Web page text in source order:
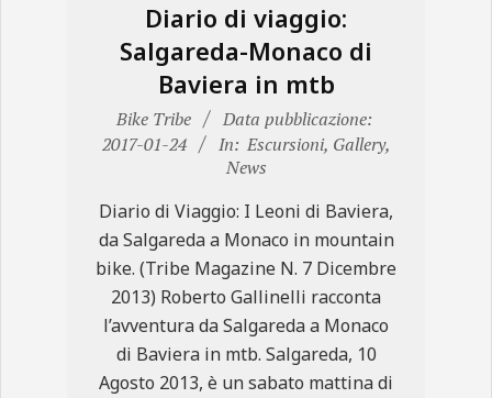
Diario di viaggio:
Salgareda-Monaco di
Baviera in mtb
2017-
01-
Bike Tribe
Data pubblicazione:
2017-01-24
In: Escursioni, Gallery,
News
Diario di Viaggio: I Leoni di Baviera,
da Salgareda a Monaco in mountain
bike. (Tribe Magazine N. 7 Dicembre
2013) Roberto Gallinelli racconta
l’avventura da Salgareda a Monaco
di Baviera in mtb. Salgareda, 10
Agosto 2013, è un sabato mattina di